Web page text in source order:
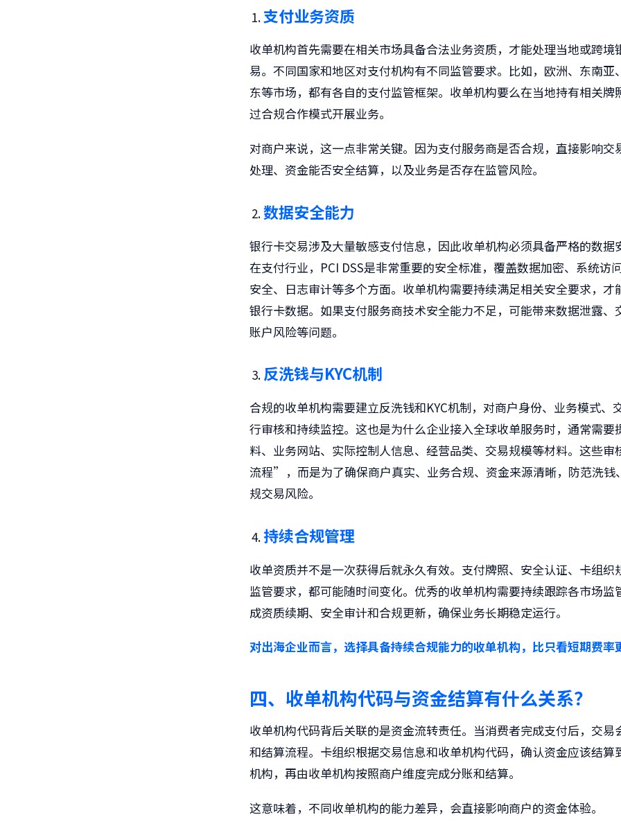
支付业务资质
收单机构首先需要在相关市场具备合法业务资质，才能处理当地或跨境
易。不同国家和地区对支付机构有不同监管要求。比如，欧洲、东南亚
东等市场，都有各自的支付监管框架。收单机构要么在当地持有相关牌
过合规合作模式开展业务。
对商户来说，这一点非常关键。因为支付服务商是否合规，直接影响交
处理、资金能否安全结算，以及业务是否存在监管风险。
数据安全能力
银行卡交易涉及大量敏感支付信息，因此收单机构必须具备严格的数据
在支付行业，PCI DSS是非常重要的安全标准，覆盖数据加密、系统访
安全、日志审计等多个方面。收单机构需要持续满足相关安全要求，才
银行卡数据。如果支付服务商技术安全能力不足，可能带来数据泄露、
账户风险等问题。
反洗钱与KYC机制
合规的收单机构需要建立反洗钱和KYC机制，对商户身份、业务模式、
行审核和持续监控。这也是为什么企业接入全球收单服务时，通常需要
料、业务网站、实际控制人信息、经营品类、交易规模等材料。这些
流程”，而是为了确保商户真实、业务合规、资金来源清晰，防范洗钱
规交易风险。
持续合规管理
收单资质并不是一次获得后就永久有效。支付牌照、安全认证、卡组织
监管要求，都可能随时间变化。优秀的收单机构需要持续跟踪各市场监
成资质续期、安全审计和合规更新，确保业务长期稳定运行。
对出海企业而言，选择具备持续合规能力的收单机构，比只看短期费率
四、 收单机构代码与资金结算有什么关系？
收单机构代码背后关联的是资金流转责任。当消费者完成支付后，交易
和结算流程。卡组织根据交易信息和收单机构代码，确认资金应该结算
机构，再由收单机构按照商户维度完成分账和结算。
这意味着，不同收单机构的能力差异，会直接影响商户的资金体验。